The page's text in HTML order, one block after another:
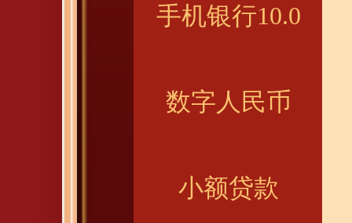
手机银行10.0
数字人民币
小额贷款